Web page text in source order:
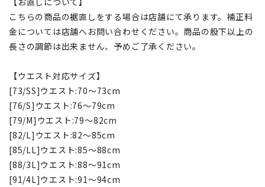
こちらの商品の裾直しをする場合は店舗にて承ります。補正料
金については店舗へお問い合わせください。商品の股下以上の
長さの調節は出来ません、予めご了承ください。
【ウエスト対応サイズ】
[73/SS]ウエスト:70～73cm
[76/S]ウエスト:76～79cm
[79/M]ウエスト:79～82cm
[82/L]ウエスト:82～85cm
[85/LL]ウエスト:85～88cm
[88/3L]ウエスト:88～91cm
[91/4L]ウエスト:91～94cm